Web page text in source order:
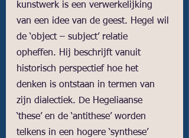
kunstwerk is een verwerkelijking
van een idee van de geest. Hegel wil
de ‘object – subject’ relatie
opheffen. Hij beschrijft vanuit
historisch perspectief hoe het
denken is ontstaan in termen van
zijn dialectiek. De Hegeliaanse
‘these’ en de ‘antithese’ worden
telkens in een hogere ‘synthese’